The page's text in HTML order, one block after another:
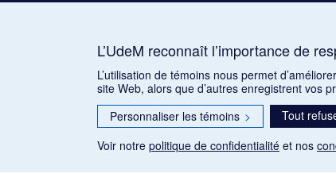
L’UdeM reconnaît l’importance de
L’utilisation de témoins nous permet
site Web, alors que d’autres enregistrent vos
Personnaliser les témoins > Tout
Voir notre politique de confidentialité et nos